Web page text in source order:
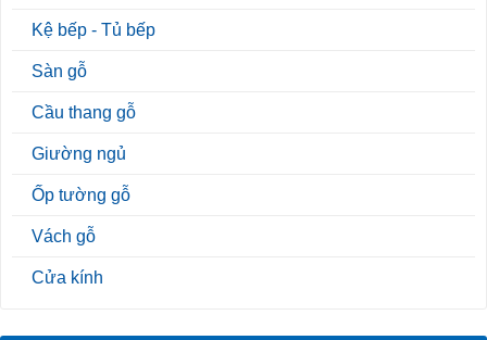
Kệ bếp - Tủ bếp
Sàn gỗ
Cầu thang gỗ
Giường ngủ
Ốp tường gỗ
Vách gỗ
Cửa kính